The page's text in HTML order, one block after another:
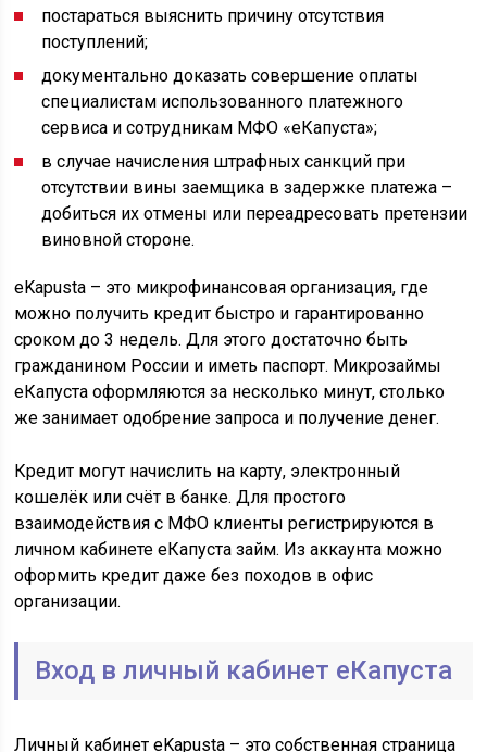
постараться выяснить причину отсутствия
поступлений;
документально доказать совершение оплаты
специалистам использованного платежного
сервиса и сотрудникам МФО «еКапуста»;
в случае начисления штрафных санкций при
отсутствии вины заемщика в задержке платежа –
добиться их отмены или переадресовать претензии
виновной стороне.
eKapusta – это микрофинансовая организация, где
можно получить кредит быстро и гарантированно
сроком до 3 недель. Для этого достаточно быть
гражданином России и иметь паспорт. Микрозаймы
еКапуста оформляются за несколько минут, столько
же занимает одобрение запроса и получение денег.
Кредит могут начислить на карту, электронный
кошелёк или счёт в банке. Для простого
взаимодействия с МФО клиенты регистрируются в
личном кабинете еКапуста займ. Из аккаунта можно
оформить кредит даже без походов в офис
организации.
Вход в личный кабинет еКапуста
Личный кабинет eKapusta – это собственная страница